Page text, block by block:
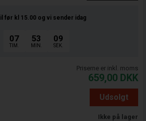
før kl 15.00 og vi sender idag
07
TIM.
53
MIN.
08
SEK.
Priserne er inkl. moms
659,00 DKK
Udsolgt
Ikke på lager